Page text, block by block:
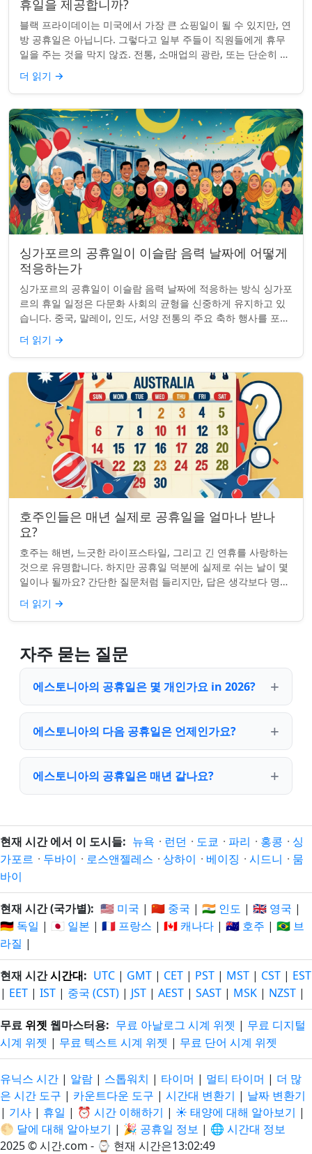
휴일을 제공합니까?
블랙 프라이데이는 미국에서 가장 큰 쇼핑일이 될 수 있지만, 연
방 공휴일은 아닙니다. 그렇다고 일부 주들이 직원들에게 휴무
일을 주는 것을 막지 않죠. 전통, 소매업의 광란, 또는 단순히 추
수감사절을 연장하는 것과 관...
더 읽기 →
싱가포르의 공휴일이 이슬람 음력 날짜에 어떻게
적응하는가
싱가포르의 공휴일이 이슬람 음력 날짜에 적응하는 방식 싱가포
르의 휴일 일정은 다문화 사회의 균형을 신중하게 유지하고 있
습니다. 중국, 말레이, 인도, 서양 전통의 주요 축하 행사를 포함
하여, 나라의 다양성을 반영합니...
더 읽기 →
호주인들은 매년 실제로 공휴일을 얼마나 받나
요?
호주는 해변, 느긋한 라이프스타일, 그리고 긴 연휴를 사랑하는
것으로 유명합니다. 하지만 공휴일 덕분에 실제로 쉬는 날이 몇
일이나 될까요? 간단한 질문처럼 들리지만, 답은 생각보다 명확
하지 않을 수 있습니다. 거주...
더 읽기 →
자주 묻는 질문
에스토니아의 공휴일은 몇 개인가요 in 2026?
에스토니아의 다음 공휴일은 언제인가요?
에스토니아의 공휴일은 매년 같나요?
현재 시간 에서 이 도시들: 뉴욕 · 런던 · 도쿄 · 파리 · 홍콩 · 싱
가포르 · 두바이 · 로스앤젤레스 · 상하이 · 베이징 · 시드니 · 뭄
바이
현재 시간 (국가별): 🇺🇸 미국 | 🇨🇳 중국 | 🇮🇳 인도 | 🇬🇧 영국 |
🇩🇪 독일 | 🇯🇵 일본 | 🇫🇷 프랑스 | 🇨🇦 캐나다 | 🇦🇺 호주 | 🇧🇷 브
라질 |
현재 시간시간대: UTC | GMT | CET | PST | MST | CST | EST
| EET | IST | 중국 (CST) | JST | AEST | SAST | MSK | NZST |
무료 위젯 웹마스터용: 무료 아날로그 시계 위젯 | 무료 디지털
시계 위젯 | 무료 텍스트 시계 위젯 | 무료 단어 시계 위젯
유닉스 시간 | 알람 | 스톱워치 | 타이머 | 멀티 타이머 | 더 많
은 시간 도구 | 카운트다운 도구 | 시간대 변환기 | 날짜 변환기
| 기사 | 휴일 | ⏰ 시간 이해하기 | ☀️ 태양에 대해 알아보기 |
🌕 달에 대해 알아보기 | 🎉 공휴일 정보 | 🌐 시간대 정보
2025 © 시간.com - ⌚ 현재 시간은13:02:50